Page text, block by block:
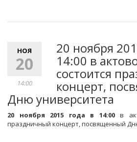
НОЯ
20
14:00
20 ноября
14:00 в
состоится
концерт,
Дню университета
20 ноября 2015 года в 14:00в
праздничный концерт, посвященный